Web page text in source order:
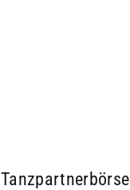
Tanzpartnerbörse